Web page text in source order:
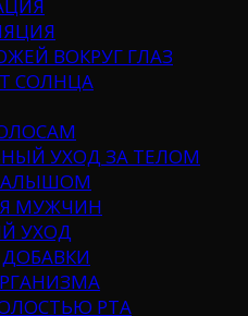
ВОКРУГ ГЛАЗ
СОЛНЦА
УХОД ЗА ТЕЛОМ
МУЖЧИН
УХОД
РТА